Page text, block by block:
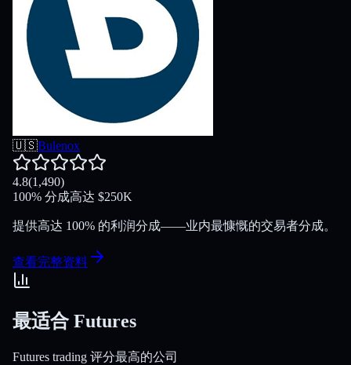
🇺🇸Bulenox
4.8(1,490)
100% 分成高达 $250K
提供高达 100% 的利润分成——业内最慷慨的交易者分成。
查看完整资料
最适合 Futures
Futures trading 评分最高的公司